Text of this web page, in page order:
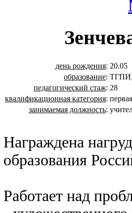
день рождения: 20.05
образование:
педагогический стаж: 28
квалификационная категория: первая
занимаемая должность:
Награждена
образования
Работает над